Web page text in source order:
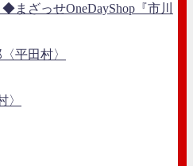
まざっせOneDayShop『市川